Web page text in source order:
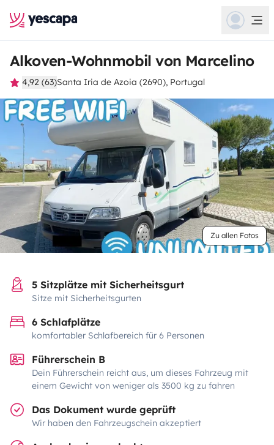
Alkoven-Wohnmobil von Marcelino
4,92 (63)Santa Iria de Azoia (2690), Portugal
Zu allen Fotos
5 Sitzplätze mit Sicherheitsgurt
Sitze mit Sicherheitsgurten
6 Schlafplätze
komfortabler Schlafbereich für 6 Personen
Führerschein B
Dein Führerschein reicht aus, um dieses Fahrzeug mit
einem Gewicht von weniger als 3500 kg zu fahren
Das Dokument wurde geprüft
Wir haben den Fahrzeugschein akzeptiert